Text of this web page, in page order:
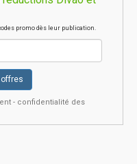
promo dès leur publication.
- confidentialité des